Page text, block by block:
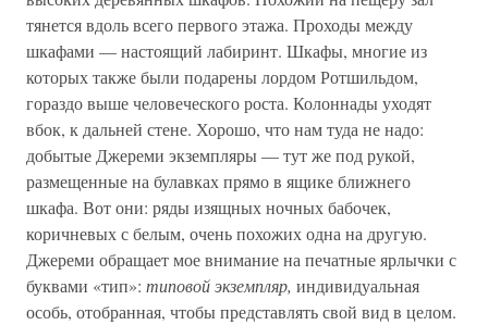
тянется вдоль всего первого этажа. Проходы между
шкафами — настоящий лабиринт. Шкафы, многие из
которых также были подарены лордом Ротшильдом,
гораздо выше человеческого роста. Колоннады уходят
вбок, к дальней стене. Хорошо, что нам туда не надо:
добытые Джереми экземпляры — тут же под рукой,
размещенные на булавках прямо в ящике ближнего
шкафа. Вот они: ряды изящных ночных бабочек,
коричневых с белым, очень похожих одна на другую.
Джереми обращает мое внимание на печатные ярлычки с
буквами «тип»: типовой экземпляр, индивидуальная
особь, отобранная, чтобы представлять свой вид в целом.